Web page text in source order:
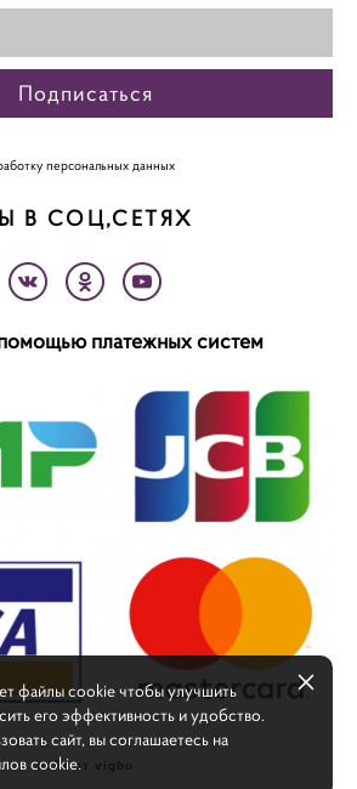
Подписаться
персональных данных
В СОЦ,СЕТЯХ
платежных систем
сайт от vigbo
файлы cookie чтобы улучшить
его эффективность и удобство.
сайт, вы соглашаетесь на
cookie.